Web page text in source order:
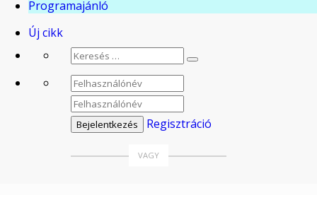
Programajánló
Új cikk
Regisztráció